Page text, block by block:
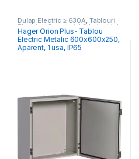
Dulap Electric ≥ 630A, Tablouri
Electrice Comercial & Industrial
Hager Orion Plus- Tablou
Electric Metalic 600x600x250,
Aparent, 1 usa, IP65